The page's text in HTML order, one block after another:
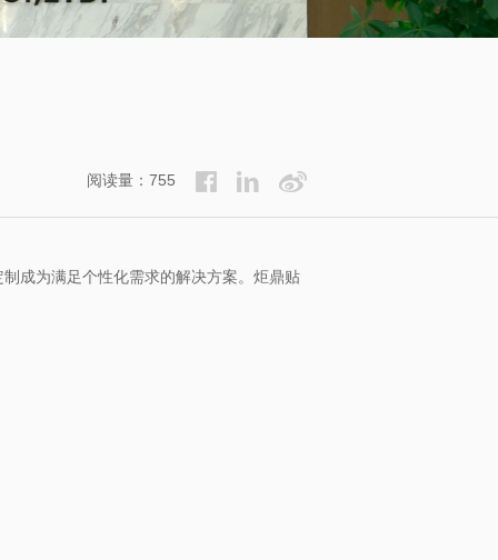
阅读量：755
成为满足个性化需求的解决方案。炬鼎贴